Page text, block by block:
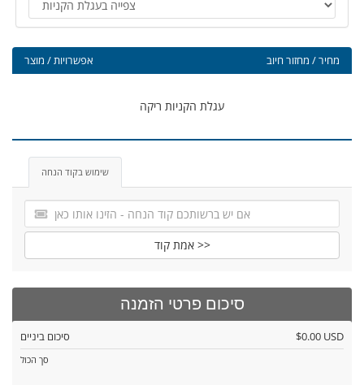
אפשרויות / מוצר מחיר / מחזור חיוב
עגלת הקניות ריקה
שימוש בקוד הנחה
אמת קוד >>
סיכום פרטי הזמנה
סיכום ביניים $0.00 USD
סך הכול